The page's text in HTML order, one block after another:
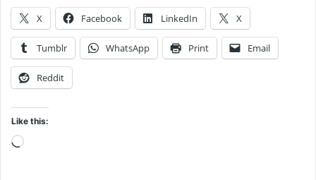
X Facebook LinkedIn X
Tumblr WhatsApp Print Email
Reddit
Like this:
Loading…